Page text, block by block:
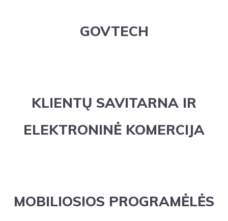
GOVTECH
KLIENTŲ SAVITARNA IR
ELEKTRONINĖ KOMERCIJA
MOBILIOSIOS PROGRAMĖLĖS